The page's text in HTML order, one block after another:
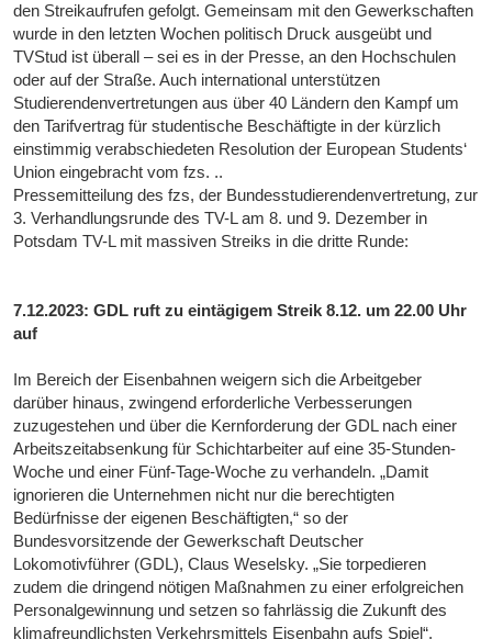
den Streikaufrufen gefolgt. Gemeinsam mit den Gewerkschaften
wurde in den letzten Wochen politisch Druck ausgeübt und
TVStud ist überall – sei es in der Presse, an den Hochschulen
oder auf der Straße. Auch international unterstützen
Studierendenvertretungen aus über 40 Ländern den Kampf um
den Tarifvertrag für studentische Beschäftigte in der kürzlich
einstimmig verabschiedeten Resolution der European Students‘
Union eingebracht vom fzs. ..
Pressemitteilung des fzs, der Bundesstudierendenvertretung, zur
3. Verhandlungsrunde des TV-L am 8. und 9. Dezember in
Potsdam TV-L mit massiven Streiks in die dritte Runde:
7.12.2023: GDL ruft zu eintägigem Streik 8.12. um 22.00 Uhr
auf
Im Bereich der Eisenbahnen weigern sich die Arbeitgeber
darüber hinaus, zwingend erforderliche Verbesserungen
zuzugestehen und über die Kernforderung der GDL nach einer
Arbeitszeitabsenkung für Schichtarbeiter auf eine 35-Stunden-
Woche und einer Fünf-Tage-Woche zu verhandeln. „Damit
ignorieren die Unternehmen nicht nur die berechtigten
Bedürfnisse der eigenen Beschäftigten,“ so der
Bundesvorsitzende der Gewerkschaft Deutscher
Lokomotivführer (GDL), Claus Weselsky. „Sie torpedieren
zudem die dringend nötigen Maßnahmen zu einer erfolgreichen
Personalgewinnung und setzen so fahrlässig die Zukunft des
klimafreundlichsten Verkehrsmittels Eisenbahn aufs Spiel“.